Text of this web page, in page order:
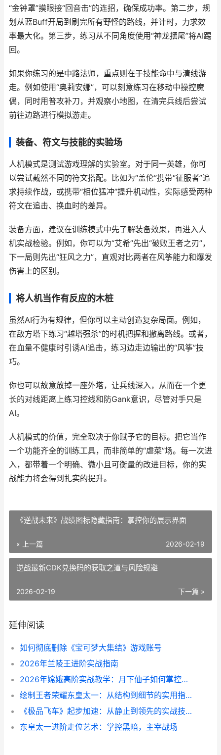
“金钟罩”摸眼接“回音击”的连招，确保成功率。第二步，规
划从蓝Buff开局到刷完所有野怪的路线，并计时，力求效
率最大化。第三步，练习从不同角度使用“神龙摆尾”将AI踢
回。
如果你练习的是中路法师，重点则在于技能命中与清线游
走。例如使用“奥莉安娜”，可以刻意练习在移动中操控魔
偶，同时用普攻补刀，并观察小地图，在清完兵线后尝试
前往边路进行模拟游走。
装备、符文与技能的实验场
人机模式是测试游戏理解的实验室。对于同一英雄，你可
以尝试截然不同的符文搭配。比如为“盖伦”携带“征服者”追
求持续作战，或携带“相位猛冲”提升机动性，实际感受两种
符文在追击、换血时的差异。
装备方面，建议在训练模式中先了解装备效果，再进入人
机实战检验。例如，你可以为“艾希”先出“破败王者之刃”，
下一局则先出“狂风之力”，直观对比两者在风筝能力和爆发
伤害上的区别。
将人机当作有反应的木桩
虽然AI行为有规律，但你可以主动创造复杂局面。例如，
在敌方塔下练习“越塔强杀”的时机把握和撤离路线。或者，
在血量不健康时引诱AI追击，练习边走边输出的“风筝”技
巧。
你也可以故意放掉一座外塔，让兵线深入，从而在一个更
长的对线距离上练习控线和防Gank意识，尽管对手只是
AI。
人机模式的价值，完全取决于你赋予它的目标。把它当作
一个功能齐全的训练工具，而非简单的“虐菜”场。每一次进
入，都带着一个明确、微小且可衡量的改进目标，你的实
战能力将会得到扎实的提升。
《逆战未来》战绩图标隐藏指南：掌控你的展示界面
« 上一篇 2026-02-19
逆战最新CDK兑换码的获取之道与风险规避
下一篇 »
2026-02-19
延伸阅读
如何彻底删除《宝可梦大集结》游戏账号
2026年兰陵王进阶实战指南
2026年嫦娥高阶实战教学：月下仙子如何掌控全局
绘制王者荣耀东皇太一：从结构到细节的实用指南
《极品飞车》起步加速：从静止到领先的实战技巧
东皇太一进阶走位艺术：掌控黑暗，主宰战场